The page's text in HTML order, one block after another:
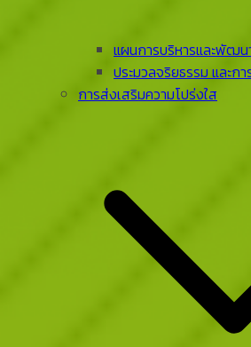
แผนการบริหารและพัฒ
ประมวลจริยธรรม และก
การส่งเสริมความโปร่งใส